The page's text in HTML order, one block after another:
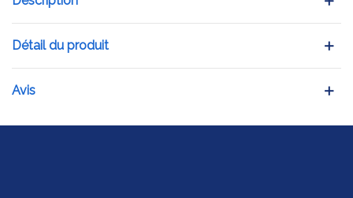
Détail du produit
Avis